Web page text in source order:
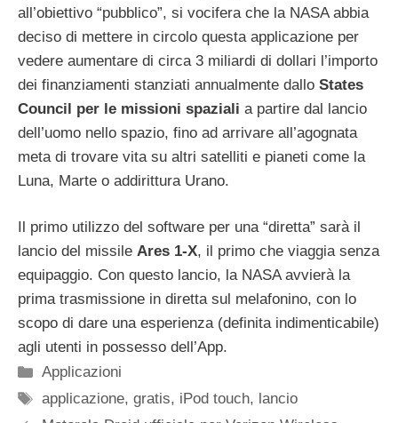
all’obiettivo “pubblico”, si vocifera che la NASA abbia
deciso di mettere in circolo questa applicazione per
vedere aumentare di circa 3 miliardi di dollari l’importo
dei finanziamenti stanziati annualmente dallo States
Council per le missioni spaziali a partire dal lancio
dell’uomo nello spazio, fino ad arrivare all’agognata
meta di trovare vita su altri satelliti e pianeti come la
Luna, Marte o addirittura Urano.
Il primo utilizzo del software per una “diretta” sarà il
lancio del missile Ares 1-X, il primo che viaggia senza
equipaggio. Con questo lancio, la NASA avvierà la
prima trasmissione in diretta sul melafonino, con lo
scopo di dare una esperienza (definita indimenticabile)
agli utenti in possesso dell’App.
Categorie
Applicazioni
Tag
applicazione,gratis, iPod touch, lancio